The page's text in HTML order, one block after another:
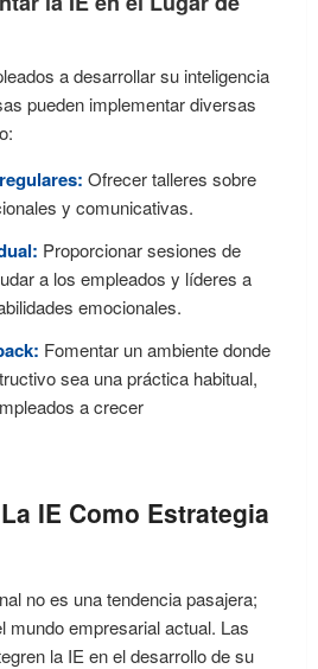
a desarrollar su inteligencia
pueden implementar diversas
Ofrecer talleres sobre
y comunicativas.
Proporcionar sesiones de
a los empleados y líderes a
emocionales.
Fomentar un ambiente donde
sea una práctica habitual,
a crecer
IE Como Estrategia
no es una tendencia pasajera;
mundo empresarial actual. Las
la IE en el desarrollo de su